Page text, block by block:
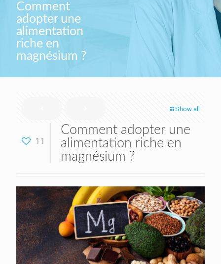
Comment
adopter une
alimentation
riche en
magnésium ?
Show all
11
Comment adopter une
alimentation riche en
magnésium ?